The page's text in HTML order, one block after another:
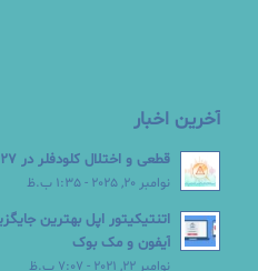
آخرین اخبار
قطعی و اختلال کلودفلر در 27 آبان 1404 (18 نوامبر 2025)
نوامبر 20, 2025 - 1:35 ب.ظ
آیفون و مک بوک
نوامبر 22, 2021 - 7:07 ب.ظ